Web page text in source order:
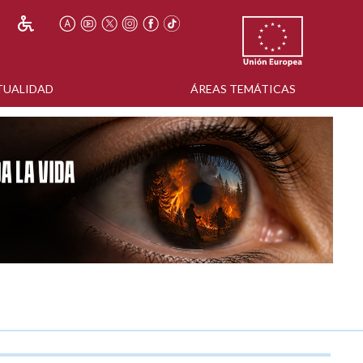
ÁREAS TEMÁTICAS